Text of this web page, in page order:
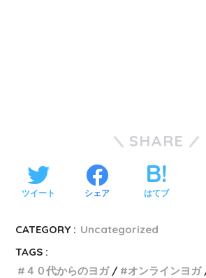
SHARE
ツイート シェア はてブ
CATEGORY : Uncategorized
TAGS :
４０代からのヨガ
オンラインヨガ